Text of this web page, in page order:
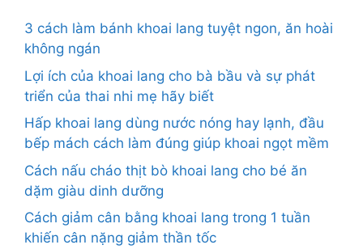
3 cách làm bánh khoai lang tuyệt ngon, ăn hoài
không ngán
Lợi ích của khoai lang cho bà bầu và sự phát
triển của thai nhi mẹ hãy biết
Hấp khoai lang dùng nước nóng hay lạnh, đầu
bếp mách cách làm đúng giúp khoai ngọt mềm
Cách nấu cháo thịt bò khoai lang cho bé ăn
dặm giàu dinh dưỡng
Cách giảm cân bằng khoai lang trong 1 tuần
khiến cân nặng giảm thần tốc